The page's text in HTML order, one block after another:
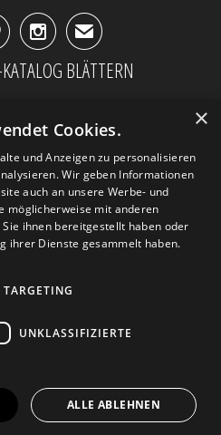
✉
BLÄTTERN
Impressum
Shop
×
Cookies.
und Anzeigen zu personalisieren
Wir geben Informationen
auch an unsere Werbe- und
möglicherweise mit anderen
ihnen bereitgestellt haben oder
ihrer Dienste gesammelt haben.
TARGETING
UNKLASSIFIZIERTE
ALLE ABLEHNEN